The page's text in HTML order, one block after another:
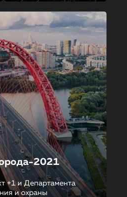
2021
+1 и Департамента
и охраны